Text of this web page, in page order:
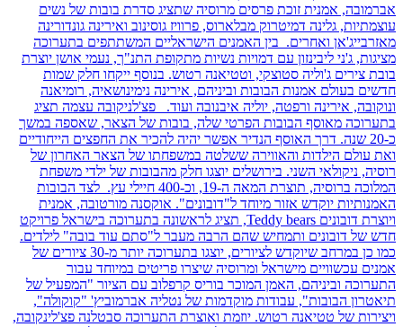
אברמובה, אמנית זוכת פרסים מרוסיה שתציג סדרת בובות של נשים
עוצמתיות, גלינה דמיטרוק מבלארוס, פרוויז גוסינוב ואירינה גונדורינה
מאזרבייג'אן ואחרים. בין האמנים הישראליים המשתתפים בתערוכה
מציגות, ג'ני ליבינזון עם דמויות נשיות מתקופת התנ"ך, נעמי אושן יוצרת
בובת צירים ג'וליה סטוצקי, וטטיאנה רטוש. בנוסף ייקחו חלק שמות
חדשים בעולם אמנות הבובות וביניהם, אירינה נימינושאיה, רומיאנה
ונוקובה, אירינה ורפטה, יוליה איבנובה ועוד. פצ'לניקובה עצמה תציג
בתערוכה מאוסף הבובות הפרטי שלה, בובות של הצאר, שאספה במשך
כ-20 שנה. דרך האוסף הנדיר אפשר יהיה להכיר את החפצים הייחודיים
ואת עולם הילדות והאווירה ששלטה במשפחתו של הצאר האחרון של
רוסיה, ניקולאי השני. בירושלים יוצגו חלק מהבובות של ילדי משפחת
המלוכה ברוסיה, תוצרת המאה ה-19, וכ-400 חיילי עץ. לצד הבובות
האמנותיות יוקדש אזור מיוחד ל"דובונים". אוקסנה מורטובה, אמנית
ויוצרת דובונים Teddy bears, תציג לראשונה בתערוכה בישראל פרויקט
חדש של דובונים ותמחיש שהם הרבה מעבר ל"סתם עוד בובה" לילדים.
כמו כן במרחב שיוקדש לציורים, יוצגו בתערוכה יותר מ-30 ציורים של
אמנים עכשוויים מישראל ומרוסיה שיצרו פריטים במיוחד עבור
התערוכה וביניהם, האמן המוכר בוריס קרפלוב עם הציור "המפעיל של
תיאטרון הבובות", עבודות מוקדמות של נטליה אברמוביץ' "קוקולה",
ויצירות של טטיאנה רטוש. יוזמת ואוצרת התערוכה סבטלנה פצ'לינקובה,